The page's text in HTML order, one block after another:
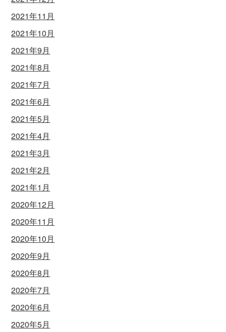
2021年11月
2021年10月
2021年9月
2021年8月
2021年7月
2021年6月
2021年5月
2021年4月
2021年3月
2021年2月
2021年1月
2020年12月
2020年11月
2020年10月
2020年9月
2020年8月
2020年7月
2020年6月
2020年5月